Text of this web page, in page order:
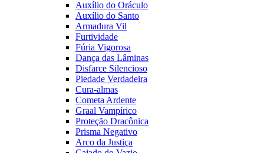
Auxílio do Oráculo
Auxílio do Santo
Armadura Vil
Furtividade
Fúria Vigorosa
Dança das Lâminas
Disfarce Silencioso
Piedade Verdadeira
Cura-almas
Cometa Ardente
Graal Vampírico
Proteção Dracônica
Prisma Negativo
Arco da Justiça